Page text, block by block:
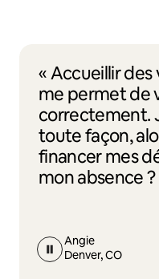
« Accueillir
me permet de
correctement.
toute façon,
financer mes
mon absence ?
Angie
Denver, CO